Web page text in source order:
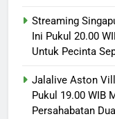
Streaming
Ini Pukul 20.00
Untuk Pecinta
Jalalive Aston
Pukul 19.00 WIB
Persahabatan